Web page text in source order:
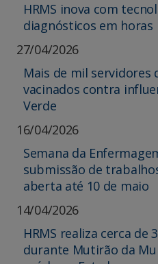
HRMS inova com
diagnósticos em horas
27/04/2026
Mais de mil servidores
vacinados contra
Verde
16/04/2026
Semana da
submissão de
aberta até 10 de maio
14/04/2026
HRMS realiza cerca de
durante Mutirão da